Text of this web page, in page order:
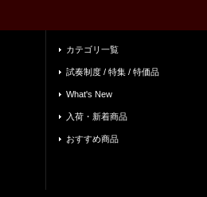
カテゴリ一覧
試奏制度 / 特集 / 特価品
What's New
入荷・新着商品
おすすめ商品